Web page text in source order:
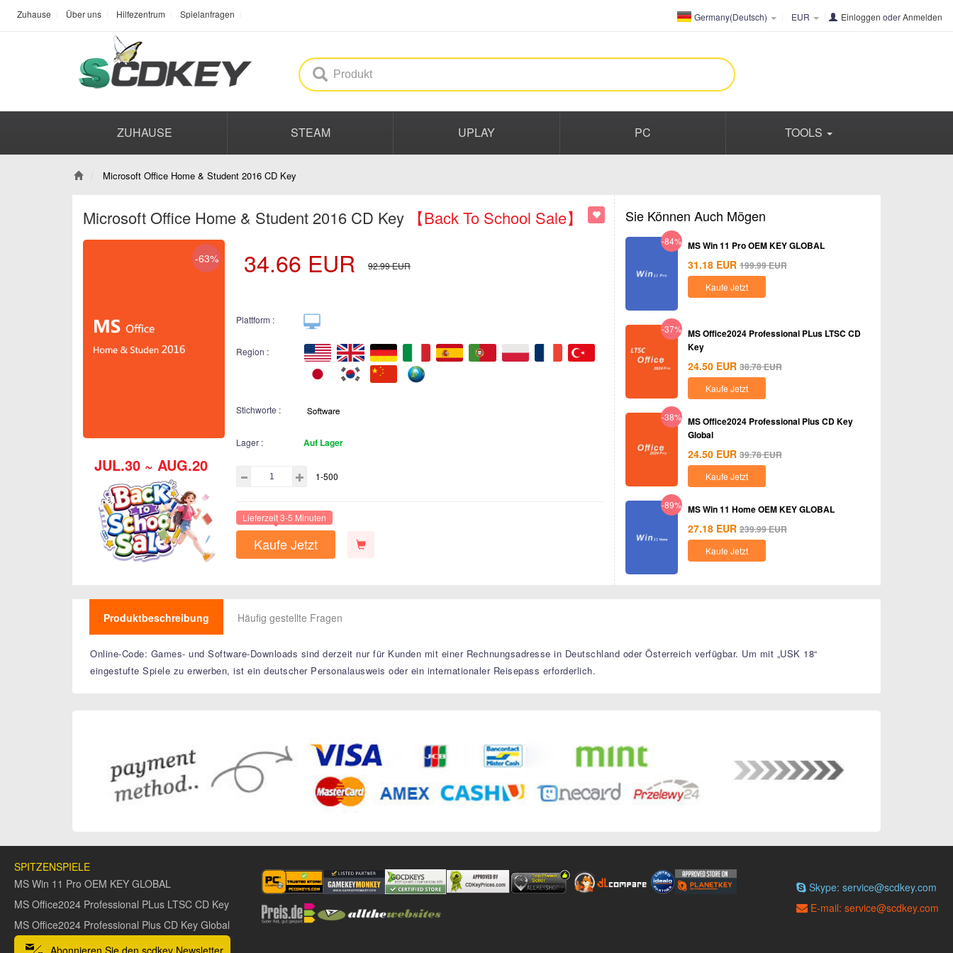
Zuhause Über uns Hilfezentrum Spielanfragen Germany(Deutsch) EUR Einloggen oderAnmelden
ZUHAUSE STEAM UPLAY PC TOOLS
Microsoft Office Home & Student 2016 CD Key
Microsoft Office Home & Student 2016 CD Key 【Back To School Sale】
-63%
JUL.30 ~ AUG.20
34.66 EUR 92.99EUR
Plattform :
Region :
Stichworte :
Lager : Auf Lager
1-500
Lieferzeit 3-5 Minuten
Kaufe Jetzt
Sie Können Auch Mögen
-84% MS Win 11 Pro OEM KEY GLOBAL
31.18 EUR 199.99EUR
Kaufe Jetzt
-37% MS Office2024 Professional PLus LTSC CD
Key
24.50 EUR 38.78EUR
Kaufe Jetzt
-38% MS Office2024 Professional Plus CD Key
Global
24.50 EUR 39.78EUR
Kaufe Jetzt
-89% MS Win 11 Home OEM KEY GLOBAL
27.18 EUR 239.99EUR
Kaufe Jetzt
Produktbeschreibung Häufig gestellte Fragen
Online-Code: Games- und Software-Downloads sind derzeit nur für Kunden mit einer Rechnungsadresse in Deutschland oder Österreich verfügbar. Um mit „USK 18“
eingestufte Spiele zu erwerben, ist ein deutscher Personalausweis oder ein internationaler Reisepass erforderlich.
SPITZENSPIELE
MS Win 11 Pro OEM KEY GLOBAL
MS Office2024 Professional PLus LTSC CD Key
MS Office2024 Professional Plus CD Key Global
Skype: service@scdkey.com
E-mail: service@scdkey.com